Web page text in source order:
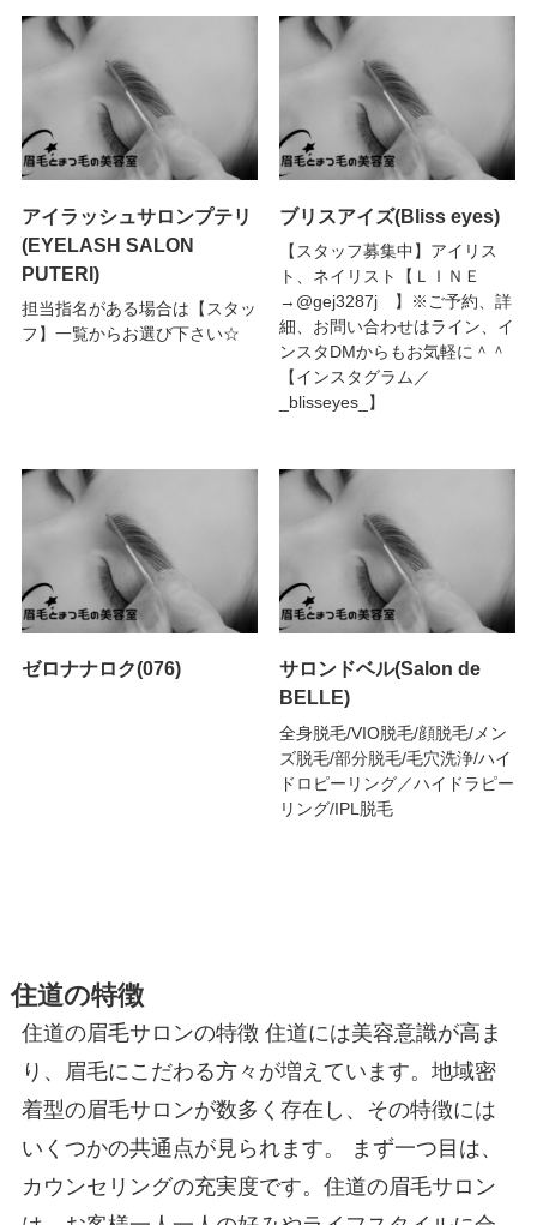
アイラッシュサロンプテリ
(EYELASH SALON
PUTERI)
担当指名がある場合は【スタッ
フ】一覧からお選び下さい☆
ブリスアイズ(Bliss eyes)
【スタッフ募集中】アイリス
ト、ネイリスト【ＬＩＮＥ
→@gej3287j 】※ご予約、詳
細、お問い合わせはライン、イ
ンスタDMからもお気軽に＾＾
【インスタグラム／
_blisseyes_】
ゼロナナロク(076)
サロンドベル(Salon de
BELLE)
全身脱毛/VIO脱毛/顔脱毛/メン
ズ脱毛/部分脱毛/毛穴洗浄/ハイ
ドロピーリング／ハイドラピー
リング/IPL脱毛
住道の特徴
住道の眉毛サロンの特徴 住道には美容意識が高ま
り、眉毛にこだわる方々が増えています。地域密
着型の眉毛サロンが数多く存在し、その特徴には
いくつかの共通点が見られます。 まず一つ目は、
カウンセリングの充実度です。住道の眉毛サロン